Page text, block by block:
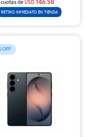
cuotas deUSD146.58
RETIRO INMEDIATO EN TIENDA